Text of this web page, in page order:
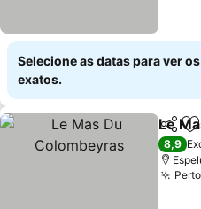
Selecione as datas para ver
exatos.
Le
8,9